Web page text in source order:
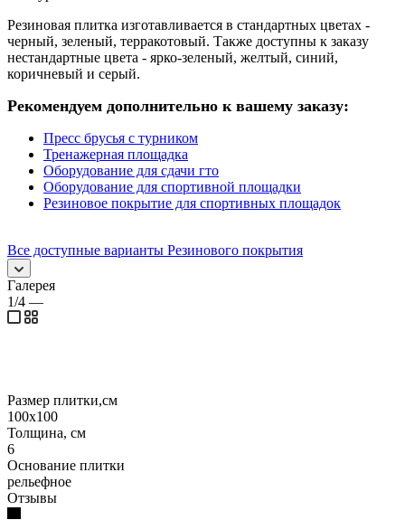
Резиновая плитка изготавливается в стандартных цветах -
черный, зеленый, терракотовый. Также доступны к заказу
нестандартные цвета - ярко-зеленый, желтый, синий,
коричневый и серый.
Рекомендуем дополнительно к вашему заказу:
Пресс брусья с турником
Тренажерная площадка
Оборудование для сдачи гто
Оборудование для спортивной площадки
Резиновое покрытие для спортивных площадок
Все доступные варианты Резинового покрытия
Галерея
1/4 —
Размер плитки,см
100х100
Толщина, см
6
Основание плитки
рельефное
Отзывы